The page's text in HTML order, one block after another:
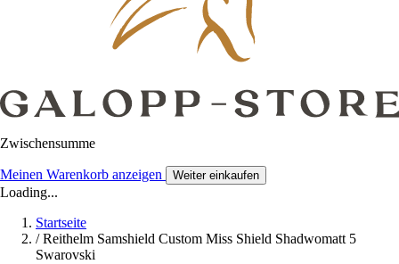
Zwischensumme
Meinen Warenkorb anzeigen Weiter einkaufen
Loading...
Startseite
/ Reithelm Samshield Custom Miss Shield Shadwomatt 5
Swarovski